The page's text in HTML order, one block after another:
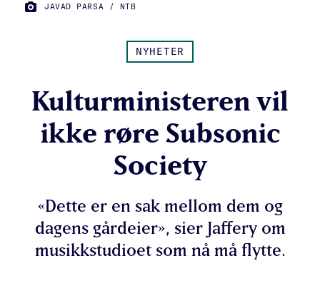
FOTO:
JAVAD PARSA / NTB
NYHETER
Kulturministeren vil
ikke røre Subsonic
Society
«Dette er en sak mellom dem og
dagens gårdeier», sier Jaffery om
musikkstudioet som nå må flytte.